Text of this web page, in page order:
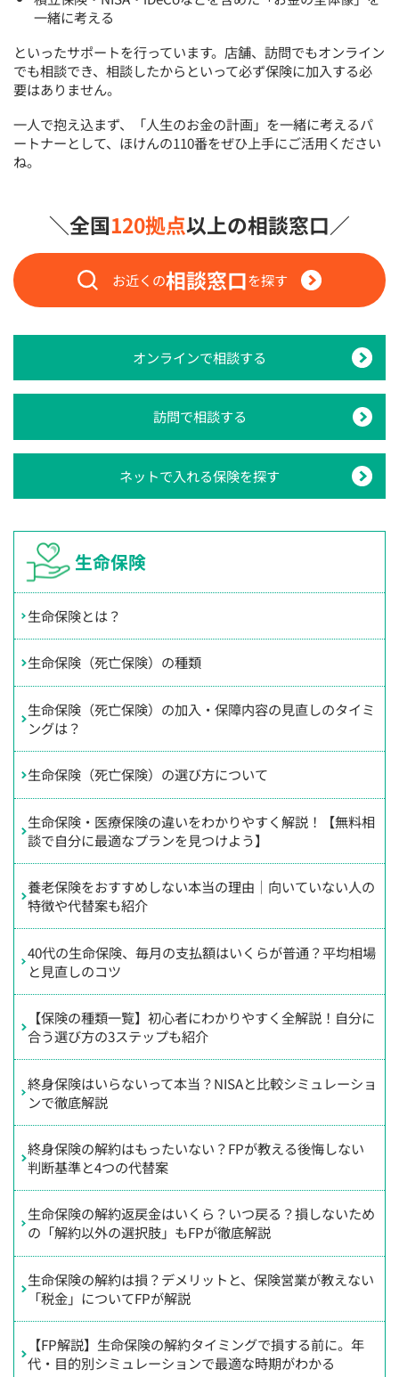
一緒に考える
といったサポートを行っています。店舗、訪問でもオンライン
でも相談でき、相談したからといって必ず保険に加入する必
要はありません。
一人で抱え込まず、「人生のお金の計画」を一緒に考えるパ
ートナーとして、ほけんの110番をぜひ上手にご活用ください
ね。
＼全国120拠点以上の相談窓口／
お近くの相談窓口を探す
オンラインで相談する
訪問で相談する
ネットで入れる保険を探す
生命保険
生命保険とは？
生命保険（死亡保険）の種類
生命保険（死亡保険）の加入・保障内容の見直しのタイミ
ングは？
生命保険（死亡保険）の選び方について
生命保険・医療保険の違いをわかりやすく解説！【無料相
談で自分に最適なプランを見つけよう】
養老保険をおすすめしない本当の理由｜向いていない人の
特徴や代替案も紹介
40代の生命保険、毎月の支払額はいくらが普通？平均相場
と見直しのコツ
【保険の種類一覧】初心者にわかりやすく全解説！自分に
合う選び方の3ステップも紹介
終身保険はいらないって本当？NISAと比較シミュレーショ
ンで徹底解説
終身保険の解約はもったいない？FPが教える後悔しない
判断基準と4つの代替案
生命保険の解約返戻金はいくら？いつ戻る？損しないため
の「解約以外の選択肢」もFPが徹底解説
生命保険の解約は損？デメリットと、保険営業が教えない
「税金」についてFPが解説
【FP解説】生命保険の解約タイミングで損する前に。年
代・目的別シミュレーションで最適な時期がわかる